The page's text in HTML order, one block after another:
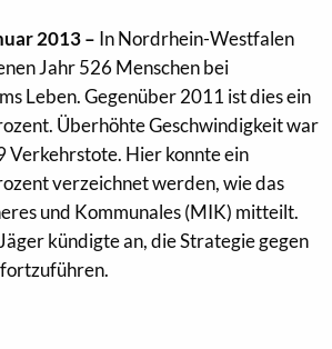
2013 – In Nordrhein-Westfalen
Jahr 526 Menschen bei
Leben. Gegenüber 2011 ist dies ein
Überhöhte Geschwindigkeit war
Verkehrstote. Hier konnte ein
verzeichnet werden, wie das
und Kommunales (MIK) mitteilt.
kündigte an, die Strategie gegen